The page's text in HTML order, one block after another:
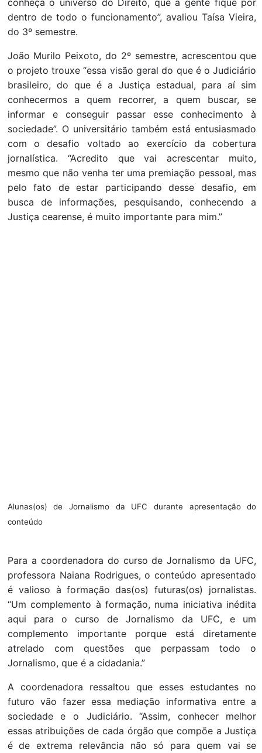
conheça o universo do Direito, que a gente fique por
dentro de todo o funcionamento”, avaliou Taísa Vieira,
do 3º semestre.
João Murilo Peixoto, do 2º semestre, acrescentou que
o projeto trouxe “essa visão geral do que é o Judiciário
brasileiro, do que é a Justiça estadual, para aí sim
conhecermos a quem recorrer, a quem buscar, se
informar e conseguir passar esse conhecimento à
sociedade”. O universitário também está entusiasmado
com o desafio voltado ao exercício da cobertura
jornalística. “Acredito que vai acrescentar muito,
mesmo que não venha ter uma premiação pessoal, mas
pelo fato de estar participando desse desafio, em
busca de informações, pesquisando, conhecendo a
Justiça cearense, é muito importante para mim.”
Alunas(os) de Jornalismo da UFC durante apresentação do
conteúdo
Para a coordenadora do curso de Jornalismo da UFC,
professora Naiana Rodrigues, o conteúdo apresentado
é valioso à formação das(os) futuras(os) jornalistas.
“Um complemento à formação, numa iniciativa inédita
aqui para o curso de Jornalismo da UFC, e um
complemento importante porque está diretamente
atrelado com questões que perpassam todo o
Jornalismo, que é a cidadania.”
A coordenadora ressaltou que esses estudantes no
futuro vão fazer essa mediação informativa entre a
sociedade e o Judiciário. “Assim, conhecer melhor
essas atribuições de cada órgão que compõe a Justiça
é de extrema relevância não só para quem vai se